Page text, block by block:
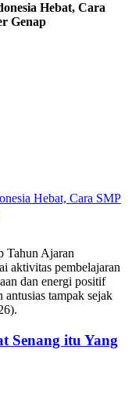
Hebat, Cara
Genap
Tahun Ajaran
aktivitas pembelajaran
dan energi positif
antusias tampak sejak
Senang itu Yang